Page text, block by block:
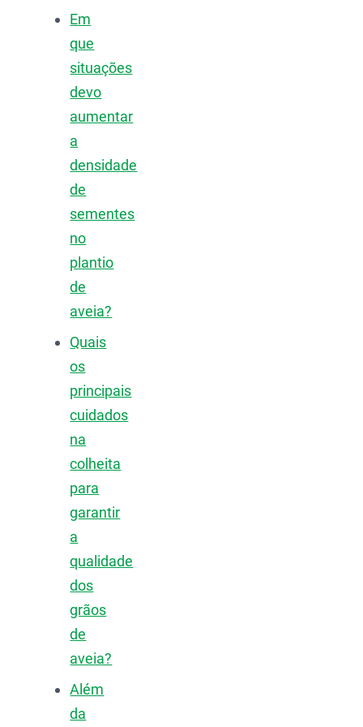
Em
que
situações
devo
aumentar
a
densidade
de
sementes
no
plantio
de
aveia?
Quais
os
principais
cuidados
na
colheita
para
garantir
a
qualidade
dos
grãos
de
aveia?
Além
da